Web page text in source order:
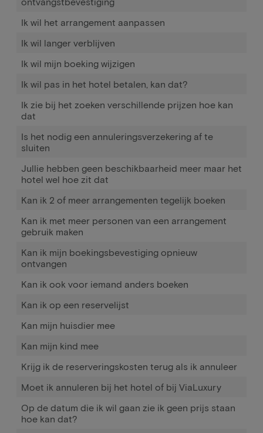
Ik wil het arrangement aanpassen
Ik wil langer verblijven
Ik wil mijn boeking wijzigen
Ik wil pas in het hotel betalen, kan dat?
Ik zie bij het zoeken verschillende prijzen hoe kan
dat
Is het nodig een annuleringsverzekering af te
sluiten
Jullie hebben geen beschikbaarheid meer maar het
hotel wel hoe zit dat
Kan ik 2 of meer arrangementen tegelijk boeken
Kan ik met meer personen van een arrangement
gebruik maken
Kan ik mijn boekingsbevestiging opnieuw
ontvangen
Kan ik ook voor iemand anders boeken
Kan ik op een reservelijst
Kan mijn huisdier mee
Kan mijn kind mee
Krijg ik de reserveringskosten terug als ik annuleer
Moet ik annuleren bij het hotel of bij ViaLuxury
Op de datum die ik wil gaan zie ik geen prijs staan
hoe kan dat?